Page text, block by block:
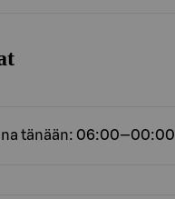
tänään: 06:00—00:00